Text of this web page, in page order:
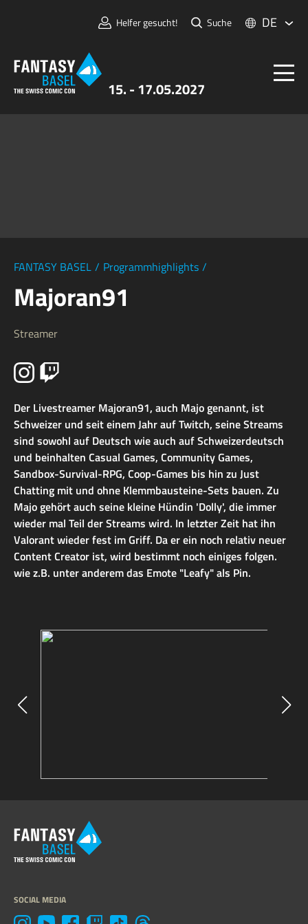
15. - 17.05.2027
Helfer gesucht! Suche DE
FANTASY BASEL / Programmhighlights /
Majoran91
Streamer
Der Livestreamer Majoran91, auch Majo genannt, ist
Schweizer und seit einem Jahr auf Twitch, seine Streams
sind sowohl auf Deutsch wie auch auf Schweizerdeutsch
und beinhalten Casual Games, Community Games,
Sandbox-Survival-RPG, Coop-Games bis hin zu Just
Chatting mit und ohne Klemmbausteine-Sets bauen. Zu
Majo gehört auch seine kleine Hündin 'Dolly', die immer
wieder mal Teil der Streams wird. In letzter Zeit hat ihn
Valorant wieder fest im Griff. Da er ein noch relativ neuer
Content Creator ist, wird bestimmt noch einiges folgen.
wie z.B. unter anderem das Emote "Leafy" als Pin.
SOCIAL MEDIA